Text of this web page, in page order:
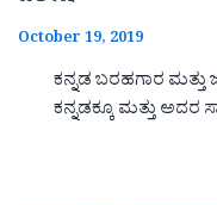
October 19, 2019
ಕನ್ನಡ ಬರಹಗಾರ
ಕನ್ನಡಕ್ಕೂ ಮತ್ತು ಅದರ